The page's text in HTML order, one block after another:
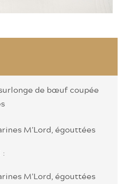
de bœuf coupée
M’Lord, égouttées
:
M’Lord, égouttées